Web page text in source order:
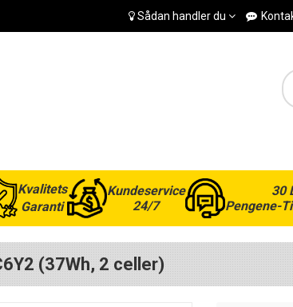
Sådan handler du
Kvalitets
Garanti
Kundeservice
24/7
30
Pengene-
(37Wh, 2 celler)